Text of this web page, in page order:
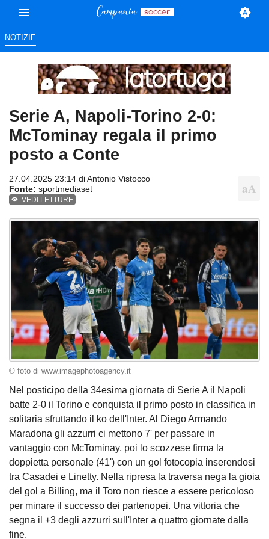
NOTIZIE
Serie A, Napoli-Torino 2-0:
McTominay regala il primo
posto a Conte
27.04.2025 23:14 diAntonio Vistocco
Fonte: sportmediaset
VEDI LETTURE
© foto di www.imagephotoagency.it
Nel posticipo della 34esima giornata di Serie A il Napoli
batte 2-0 il Torino e conquista il primo posto in classifica in
solitaria sfruttando il ko dell'Inter. Al Diego Armando
Maradona gli azzurri ci mettono 7' per passare in
vantaggio con McTominay, poi lo scozzese firma la
doppietta personale (41') con un gol fotocopia inserendosi
tra Casadei e Linetty. Nella ripresa la traversa nega la gioia
del gol a Billing, ma il Toro non riesce a essere pericoloso
per minare il successo dei partenopei. Una vittoria che
segna il +3 degli azzurri sull'Inter a quattro giornate dalla
fine.